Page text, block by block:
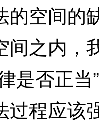
空间的缺
间之内，
是否正
过程应该